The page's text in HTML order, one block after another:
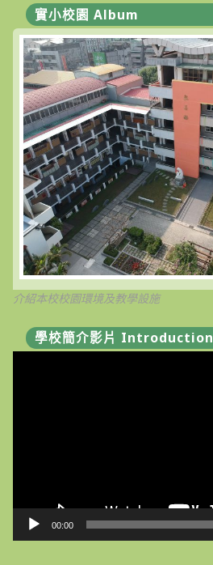
育
班
新
生
入
學
招
生
簡
章〉
中
實小校園 Album
介紹本校校園環境及教學設施
學校簡介影片 Introduction
00:00